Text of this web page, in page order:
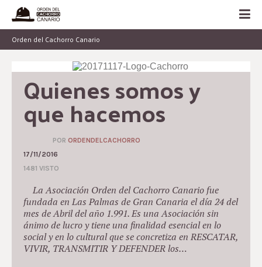
Orden del Cachorro Canario
Quienes somos y
que hacemos
POR ORDENDELCACHORRO
17/11/2016
1481 VISTO
La Asociación Orden del Cachorro Canario fue
fundada en Las Palmas de Gran Canaria el día 24 del
mes de Abril del año 1.991. Es una Asociación sin
ánimo de lucro y tiene una finalidad esencial en lo
social y en lo cultural que se concretiza en RESCATAR,
VIVIR, TRANSMITIR Y DEFENDER los…